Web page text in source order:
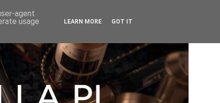
agent
usage
LEARN MORE GOT IT